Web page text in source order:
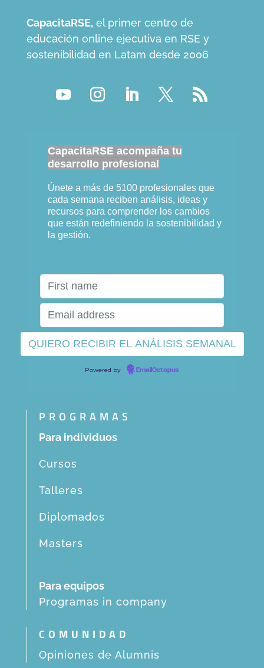
CapacitaRSE, el primer centro de
educación online ejecutiva en RSE y
sostenibilidad en Latam desde 2006
CapacitaRSE acompaña tu
desarrollo profesional
Únete a más de 5100 profesionales que
cada semana reciben análisis, ideas y
recursos para comprender los cambios
que están redefiniendo la sostenibilidad y
la gestión.
Powered by EmailOctopus
PROGRAMAS
Para individuos
Cursos
Talleres
Diplomados
Masters
Para equipos
Programas in company
COMUNIDAD
Opiniones de Alumnis